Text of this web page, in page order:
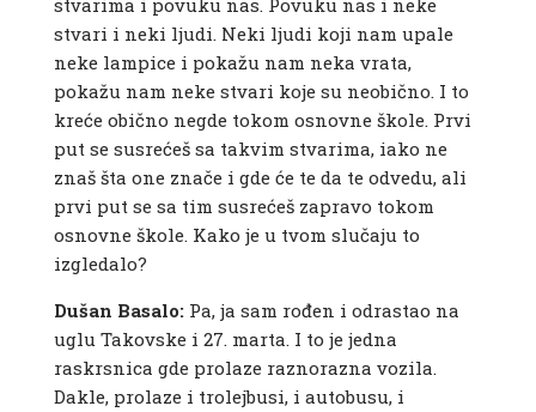
stvarima i povuku nas. Povuku nas i neke
stvari i neki ljudi. Neki ljudi koji nam upale
neke lampice i pokažu nam neka vrata,
pokažu nam neke stvari koje su neobično. I to
kreće obično negde tokom osnovne škole. Prvi
put se susrećeš sa takvim stvarima, iako ne
znaš šta one znače i gde će te da te odvedu, ali
prvi put se sa tim susrećeš zapravo tokom
osnovne škole. Kako je u tvom slučaju to
izgledalo?
Dušan Basalo:Pa, ja sam rođen i odrastao na
uglu Takovske i 27. marta. I to je jedna
raskrsnica gde prolaze raznorazna vozila.
Dakle, prolaze i trolejbusi, i autobusu, i